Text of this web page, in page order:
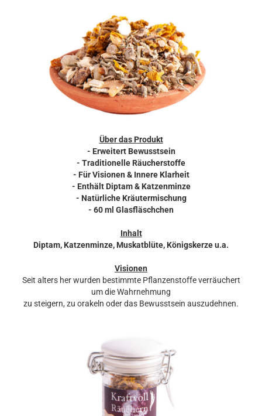
Über das Produkt
- Erweitert Bewusstsein
- Traditionelle Räucherstoffe
- Für Visionen & Innere Klarheit
- Enthält Diptam & Katzenminze
- Natürliche Kräutermischung
- 60 ml Glasfläschchen
Inhalt
Diptam, Katzenminze, Muskatblüte, Königskerze u.a.
Visionen
Seit alters her wurden bestimmte Pflanzenstoffe verräuchert
um die Wahrnehmung
zu steigern, zu orakeln oder das Bewusstsein auszudehnen.